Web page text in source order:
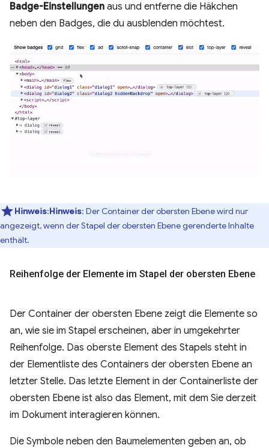
Badge-Einstellungen aus und entferne die Häkchen
neben den Badges, die du ausblenden möchtest.
Hinweis:Hinweis: Der Container der obersten Ebene wird nur
angezeigt, wenn der Stapel der obersten Ebene gerenderte Inhalte
enthält.
Reihenfolge der Elemente im Stapel der obersten Ebene
Der Container der obersten Ebene zeigt die Elemente so
an, wie sie im Stapel erscheinen, aber in umgekehrter
Reihenfolge. Das oberste Element des Stapels steht in
der Elementliste des Containers der obersten Ebene an
letzter Stelle. Das letzte Element in der Containerliste der
obersten Ebene ist also das Element, mit dem Sie derzeit
im Dokument interagieren können.
Die Symbole neben den Baumelementen geben an, ob